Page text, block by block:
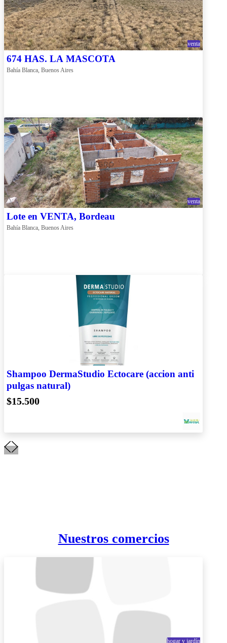
venta
674 HAS. LA MASCOTA
Bahía Blanca, Buenos Aires
venta
Lote en VENTA, Bordeau
Bahía Blanca, Buenos Aires
Shampoo DermaStudio Ectocare (accion anti
pulgas natural)
$15.500
Nuestros comercios
hogar y jardín